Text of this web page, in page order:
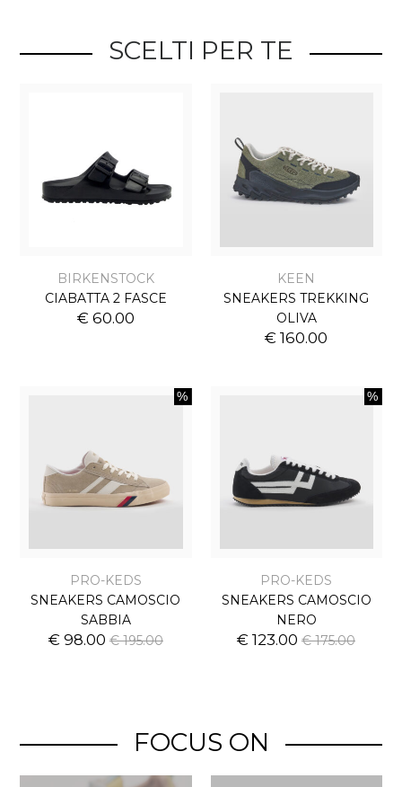
SCELTI PER TE
BIRKENSTOCK
CIABATTA 2 FASCE
€ 60.00
KEEN
SNEAKERS TREKKING
OLIVA
€ 160.00
PRO-KEDS
SNEAKERS CAMOSCIO
SABBIA
€ 98.00 € 195.00
PRO-KEDS
SNEAKERS CAMOSCIO
NERO
€ 123.00€ 175.00
FOCUS ON